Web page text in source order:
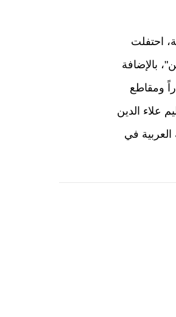
احتفلت
بالإضافة
ومقاطع
علاء الدين
في